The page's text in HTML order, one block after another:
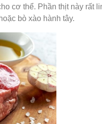
cơ thể. Phần thịt này rất
bò xào hành tây.